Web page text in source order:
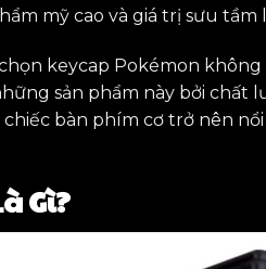
mỹ cao và giá trị sưu tầm
keycap Pokémon
sản phẩm này bởi chất
bàn phím cơ trở nên
Gì?